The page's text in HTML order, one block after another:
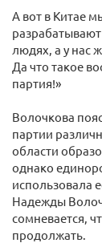
А вот в Китае
разрабатывают
людях, а у нас
Да что такое
партия!»
Волочкова
партии
области
однако
использовала
Надежды
сомневается,
продолжать.